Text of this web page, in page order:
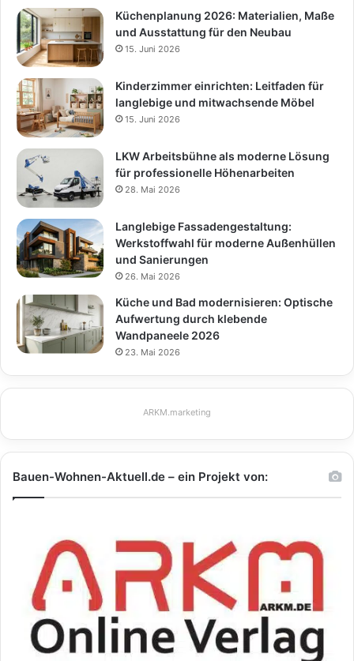
Küchenplanung 2026: Materialien, Maße
und Ausstattung für den Neubau
15. Juni 2026
Kinderzimmer einrichten: Leitfaden für
langlebige und mitwachsende Möbel
15. Juni 2026
LKW Arbeitsbühne als moderne Lösung
für professionelle Höhenarbeiten
28. Mai 2026
Langlebige Fassadengestaltung:
Werkstoffwahl für moderne Außenhüllen
und Sanierungen
26. Mai 2026
Küche und Bad modernisieren: Optische
Aufwertung durch klebende
Wandpaneele 2026
23. Mai 2026
ARKM.marketing
Bauen-Wohnen-Aktuell.de – ein Projekt von: